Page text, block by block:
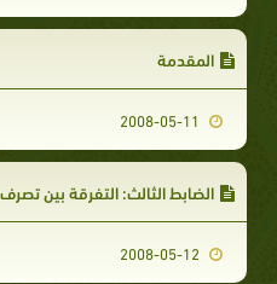
المقدمة
الضابط الثالث: التفرقة بين تصرف